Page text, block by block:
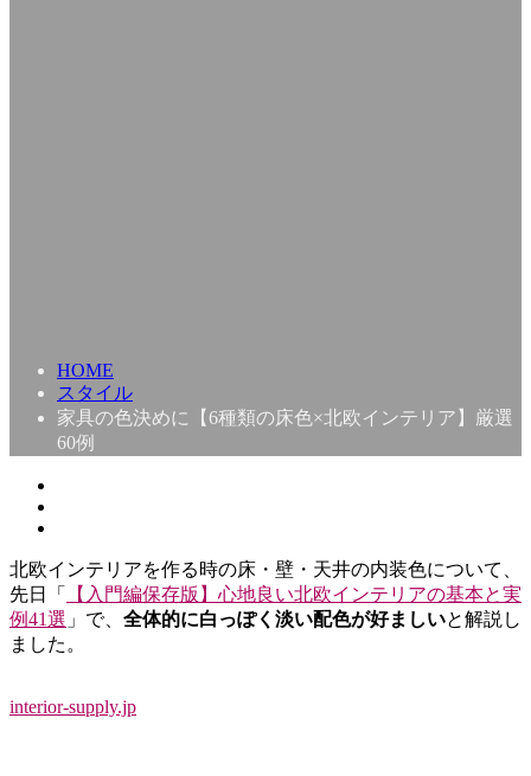
HOME
スタイル
家具の色決めに【6種類の床色×北欧インテリア】厳選
60例
北欧インテリアを作る時の床・壁・天井の内装色について、
先日「
【入門編保存版】心地良い北欧インテリアの基本と実
例41選 」で、 全体的に白っぽく淡い配色が好ましいと解説し
ました。
interior-supply.jp